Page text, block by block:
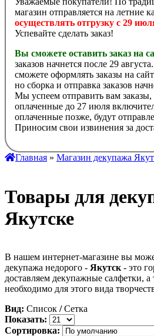
магазин отправляется на летние
осуществлять отгрузку с 29
Успевайте сделать заказ!
Вы сможете оставить заказ на
заказов начнется после 29
сможете оформлять заказы на
но сборка и отправка заказов
Мы успеем отправить вам
оплаченные до 27 июля
оплаченные позже, будут
Приносим свои извинения за
Главная » Магазин декупажа
Товары для
Якутске
В нашем интернет-магазине вы
декупажа недорого - Якутск - это
доставляем декупажные салфетки, а
необходимо для этого вида
Вид: Список / Сетка
Показать:
Сортировка: